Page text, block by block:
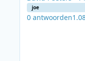
joe
0 antwoorden